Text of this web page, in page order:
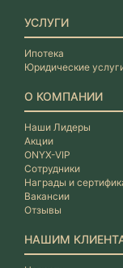
УСЛУГИ
Ипотека
Юридические
О КОМПАНИИ
Наши Лидеры
Акции
ONYX-VIP
Сотрудники
Награды и
Вакансии
Отзывы
НАШИМ